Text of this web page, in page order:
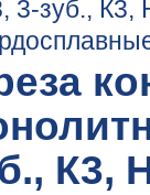
К3,